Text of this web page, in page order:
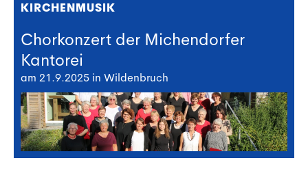
KIRCHENMUSIK
Chorkonzert der Michendorfer
Kantorei
am 21.9.2025 in Wildenbruch